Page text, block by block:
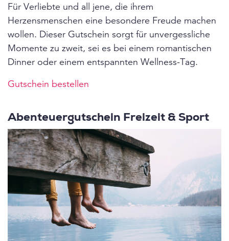
Für Verliebte und all jene, die ihrem
Herzensmenschen eine besondere Freude machen
wollen. Dieser Gutschein sorgt für unvergessliche
Momente zu zweit, sei es bei einem romantischen
Dinner oder einem entspannten Wellness-Tag.
Gutschein bestellen
Abenteuergutschein Freizeit & Sport